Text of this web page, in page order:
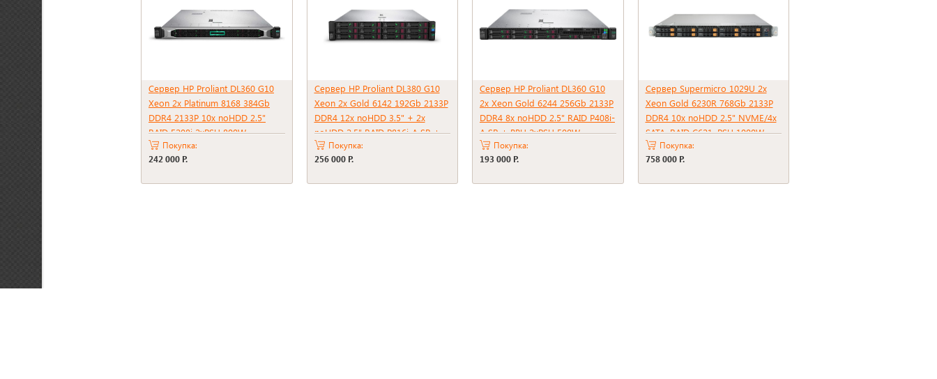
Сервер HP Proliant DL360 G10
Xeon 2x Platinum 8168 384Gb
DDR4 2133P 10x noHDD 2.5"
RAID E208i 2xPSU 800W
Покупка:
242 000 Р.
Сервер HP Proliant DL380 G10
Xeon 2x Gold 6142 192Gb 2133P
DDR4 12x noHDD 3.5" + 2x
noHDD 2.5" RAID P816i-A SR +
BBU 2xPSU 800W
Покупка:
256 000 Р.
Сервер HP Proliant DL360 G10
2x Xeon Gold 6244 256Gb 2133P
DDR4 8x noHDD 2.5" RAID P408i-
A SR + BBU 2xPSU 500W
Покупка:
193 000 Р.
Сервер Supermicro 1029U 2x
Xeon Gold 6230R 768Gb 2133P
DDR4 10x noHDD 2.5" NVME/4x
SATA, RAID C621, PSU 1000W
Покупка:
758 000 Р.